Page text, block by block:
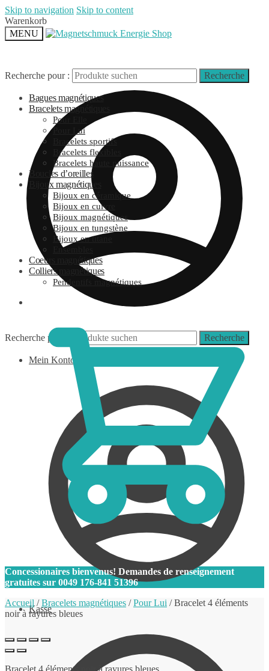
Skip to navigation Skip to content
Warenkorb
MENU
Recherche pour : Recherche
Mein Konto
Kasse
Recherche pour : Recherche
Bagues magnétiques
Bracelets magnétiques
Pour Elle
Pour Lui
Bracelets sportifs
Bracelets flexibles
Bracelets haute puissance
Boucles d’oreilles
Bijoux magnétiques
Bijoux en céramique
Bijoux en cuivre
Bijoux magnétiques
Bijoux en tungstène
Bijoux en titane
Ensembles
Coeurs magnétiques
Colliers magnétiques
Pendentifs magnétiques
Concessionaires bienvenus! Demandes de renseignement
gratuites sur 0049 176-841 51396
Accueil /Bracelets magnétiques /Pour Lui /Bracelet 4 éléments
noir à rayures bleues
Bracelet 4 éléments noir à rayures bleues